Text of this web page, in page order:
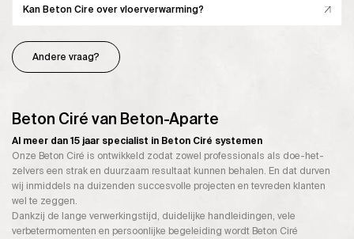
Kan Beton Cire over vloerverwarming?
Andere vraag?
Beton Ciré van Beton-Aparte
Al meer dan 15 jaar specialist in Beton Ciré systemen
Onze Beton Ciré is ontwikkeld zodat zowel professionals als doe-het-
zelvers een strak en duurzaam resultaat kunnen behalen. En dat durven
wij inmiddels na duizenden succesvolle projecten en tevreden klanten
wel te zeggen.
Dankzij de lange verwerkingstijd, duidelijke handleidingen, vele
verbetermomenten en persoonlijke begeleiding wordt Beton Ciré